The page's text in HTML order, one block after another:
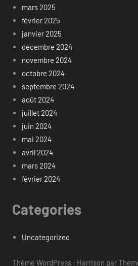
mars 2025
février 2025
janvier 2025
décembre 2024
novembre 2024
octobre 2024
septembre 2024
août 2024
juillet 2024
juin 2024
mai 2024
avril 2024
mars 2024
février 2024
Categories
Uncategorized
Thème WordPress : Harrison par